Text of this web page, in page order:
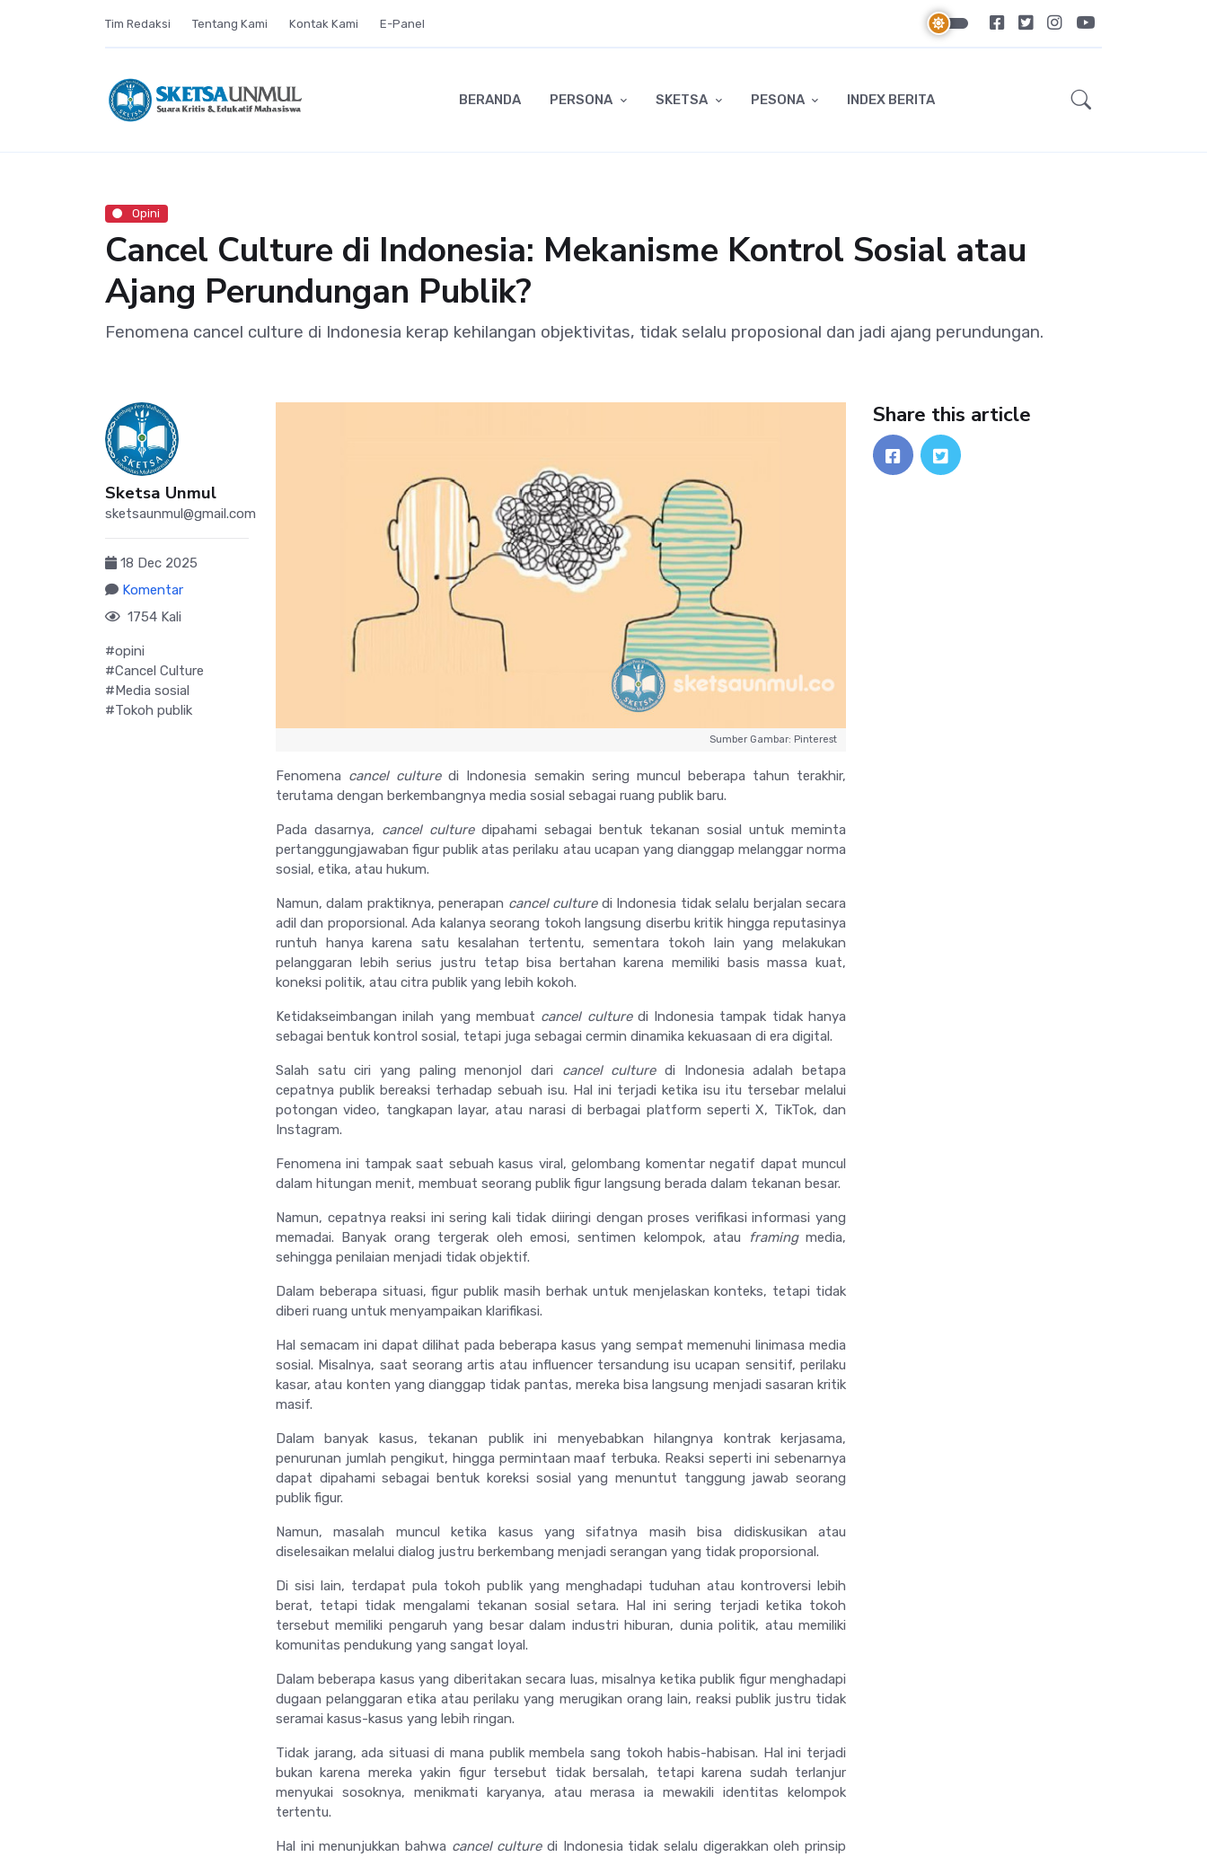
Tim Redaksi Tentang Kami Kontak Kami E-Panel
BERANDA PERSONA SKETSA PESONA INDEX BERITA
Opini
Cancel Culture di Indonesia: Mekanisme Kontrol Sosial atau
Ajang Perundungan Publik?
Fenomena cancel culture di Indonesia kerap kehilangan objektivitas, tidak selalu proposional dan jadi ajang perundungan.
Sketsa Unmul
sketsaunmul@gmail.com
18 Dec 2025
Komentar
1754 Kali
#opini
#Cancel Culture
#Media sosial
#Tokoh publik
Sumber Gambar: Pinterest
Fenomena cancel culturedi Indonesia semakin sering muncul beberapa tahun terakhir,
terutama dengan berkembangnya media sosial sebagai ruang publik baru.
Pada dasarnya, cancel culturedipahami sebagai bentuk tekanan sosial untuk meminta
pertanggungjawaban figur publik atas perilaku atau ucapan yang dianggap melanggar norma
sosial, etika, atau hukum.
Namun, dalam praktiknya, penerapan cancel culturedi Indonesia tidak selalu berjalan secara
adil dan proporsional. Ada kalanya seorang tokoh langsung diserbu kritik hingga reputasinya
runtuh hanya karena satu kesalahan tertentu, sementara tokoh lain yang melakukan
pelanggaran lebih serius justru tetap bisa bertahan karena memiliki basis massa kuat,
koneksi politik, atau citra publik yang lebih kokoh.
Ketidakseimbangan inilah yang membuat cancel culturedi Indonesia tampak tidak hanya
sebagai bentuk kontrol sosial, tetapi juga sebagai cermin dinamika kekuasaan di era digital.
Salah satu ciri yang paling menonjol dari cancel culturedi Indonesia adalah betapa
cepatnya publik bereaksi terhadap sebuah isu. Hal ini terjadi ketika isu itu tersebar melalui
potongan video, tangkapan layar, atau narasi di berbagai platform seperti X, TikTok, dan
Instagram.
Fenomena ini tampak saat sebuah kasus viral, gelombang komentar negatif dapat muncul
dalam hitungan menit, membuat seorang publik figur langsung berada dalam tekanan besar.
Namun, cepatnya reaksi ini sering kali tidak diiringi dengan proses verifikasi informasi yang
memadai. Banyak orang tergerak oleh emosi, sentimen kelompok, atau
framingmedia,
sehingga penilaian menjadi tidak objektif.
Dalam beberapa situasi, figur publik masih berhak untuk menjelaskan konteks, tetapi tidak
diberi ruang untuk menyampaikan klarifikasi.
Hal semacam ini dapat dilihat pada beberapa kasus yang sempat memenuhi linimasa media
sosial. Misalnya, saat seorang artis atau influencer tersandung isu ucapan sensitif, perilaku
kasar, atau konten yang dianggap tidak pantas, mereka bisa langsung menjadi sasaran kritik
masif.
Dalam banyak kasus, tekanan publik ini menyebabkan hilangnya kontrak kerjasama,
penurunan jumlah pengikut, hingga permintaan maaf terbuka. Reaksi seperti ini sebenarnya
dapat dipahami sebagai bentuk koreksi sosial yang menuntut tanggung jawab seorang
publik figur.
Namun, masalah muncul ketika kasus yang sifatnya masih bisa didiskusikan atau
diselesaikan melalui dialog justru berkembang menjadi serangan yang tidak proporsional.
Di sisi lain, terdapat pula tokoh publik yang menghadapi tuduhan atau kontroversi lebih
berat, tetapi tidak mengalami tekanan sosial setara. Hal ini sering terjadi ketika tokoh
tersebut memiliki pengaruh yang besar dalam industri hiburan, dunia politik, atau memiliki
komunitas pendukung yang sangat loyal.
Dalam beberapa kasus yang diberitakan secara luas, misalnya ketika publik figur menghadapi
dugaan pelanggaran etika atau perilaku yang merugikan orang lain, reaksi publik justru tidak
seramai kasus-kasus yang lebih ringan.
Tidak jarang, ada situasi di mana publik membela sang tokoh habis-habisan. Hal ini terjadi
bukan karena mereka yakin figur tersebut tidak bersalah, tetapi karena sudah terlanjur
menyukai sosoknya, menikmati karyanya, atau merasa ia mewakili identitas kelompok
tertentu.
Hal ini menunjukkan bahwa cancel culturedi Indonesia tidak selalu digerakkan oleh prinsip
Share this article